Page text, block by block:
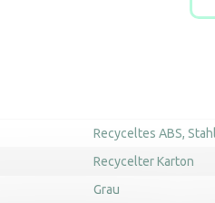
Recyceltes ABS Stahl
Recycelter Karton
Grau